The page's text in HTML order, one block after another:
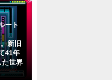
ート
新旧
41年
た世界